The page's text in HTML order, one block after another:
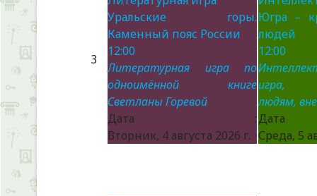
3
Уральские горы.
Каменный пояс России
12:00
Литературная игра по
одноимённой книге
Светланы Горевой
Дата :
Вторник, 4 августа 2026 г.
Югра –
людей
12:00
игра,
людям,
Среда, 5